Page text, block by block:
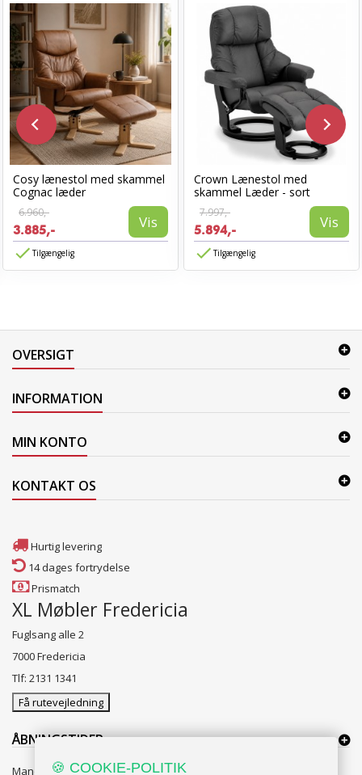
Cosy lænestol med skammel
Cognac læder
6.960,-
3.885,- Vis
Tilgængelig
Crown Lænestol med
skammel Læder - sort
7.997,-
5.894,- Vis
Tilgængelig
OVERSIGT
INFORMATION
MIN KONTO
KONTAKT OS
Hurtig levering
14 dages fortrydelse
Prismatch
XL Møbler Fredericia
Fuglsang alle 2
7000 Fredericia
Tlf: 2131 1341
Få rutevejledning
ÅBNINGSTIDER:
Mandag til Fredag 10:00 til 18:00
🍪 COOKIE-POLITIK